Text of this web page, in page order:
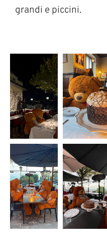
grandi e piccini.